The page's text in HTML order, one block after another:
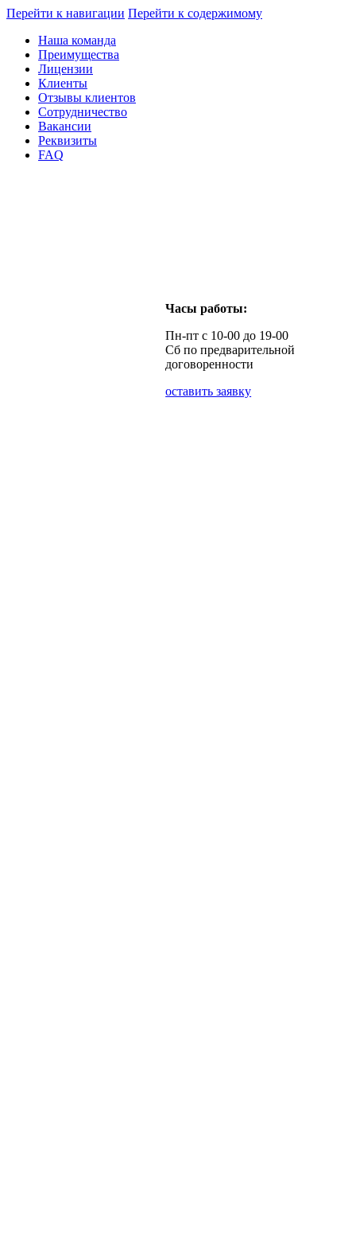
Перейти к навигации Перейти к содержимому
Наша команда
Преимущества
Лицензии
Клиенты
Отзывы клиентов
Сотрудничество
Вакансии
Реквизиты
FAQ
Часы работы:
Пн-пт с 10-00 до 19-00
Сб по предварительной
договоренности
оставить заявку